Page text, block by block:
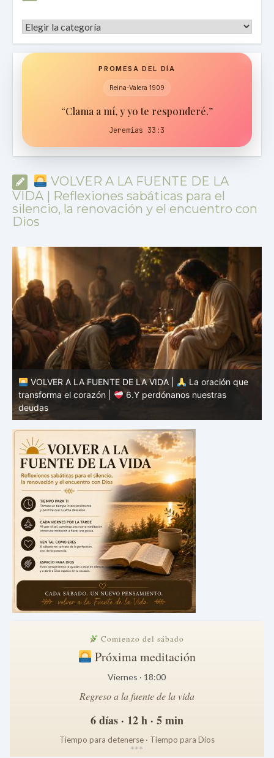
Categorías
PROMESA DEL DÍA
Reina-Valera 1909
“Clama a mí, y yo te responderé.”
Jeremías 33:3
VOLVER A LA FUENTE DE LA
VIDA | Reflexiones sabáticas para el
silencio, la renovación y el encuentro con
Dios
VOLVER A LA FUENTE DE LA VIDA |
La oración que
transforma el corazón |
5.Danos hoy nuestro pan de
cada día
Comienzo del sábado
Próxima meditación
Viernes · 18:00
Regreso a la fuente de la vida
6 días · 12 h · 5 min
Tiempo para detenerse · Tiempo para Dios
***